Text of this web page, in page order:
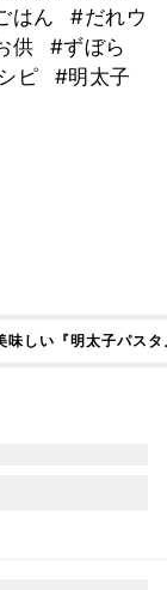
はん
#だれウ
供
#ずぼら
ピ
#明太子
味しい『明太子パス